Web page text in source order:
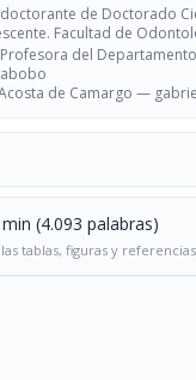
de Doctorado
Facultad de
del
de Camargo —
(4.093 palabras)
tablas, figuras y